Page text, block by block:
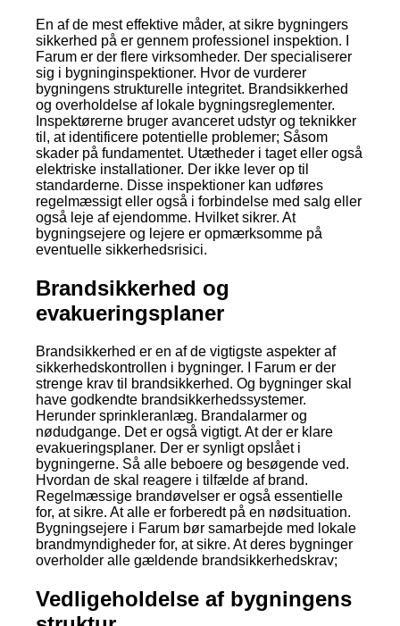
En af de mest effektive måder, at sikre bygningers
sikkerhed på er gennem professionel inspektion. I
Farum er der flere virksomheder. Der specialiserer
sig i bygninginspektioner. Hvor de vurderer
bygningens strukturelle integritet. Brandsikkerhed
og overholdelse af lokale bygningsreglementer.
Inspektørerne bruger avanceret udstyr og teknikker
til, at identificere potentielle problemer; Såsom
skader på fundamentet. Utætheder i taget eller også
elektriske installationer. Der ikke lever op til
standarderne. Disse inspektioner kan udføres
regelmæssigt eller også i forbindelse med salg eller
også leje af ejendomme. Hvilket sikrer. At
bygningsejere og lejere er opmærksomme på
eventuelle sikkerhedsrisici.
Brandsikkerhed og
evakueringsplaner
Brandsikkerhed er en af de vigtigste aspekter af
sikkerhedskontrollen i bygninger. I Farum er der
strenge krav til brandsikkerhed. Og bygninger skal
have godkendte brandsikkerhedssystemer.
Herunder sprinkleranlæg. Brandalarmer og
nødudgange. Det er også vigtigt. At der er klare
evakueringsplaner. Der er synligt opslået i
bygningerne. Så alle beboere og besøgende ved.
Hvordan de skal reagere i tilfælde af brand.
Regelmæssige brandøvelser er også essentielle
for, at sikre. At alle er forberedt på en nødsituation.
Bygningsejere i Farum bør samarbejde med lokale
brandmyndigheder for, at sikre. At deres bygninger
overholder alle gældende brandsikkerhedskrav;
Vedligeholdelse af bygningens